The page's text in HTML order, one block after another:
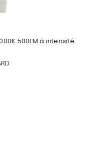
500LM à intensité